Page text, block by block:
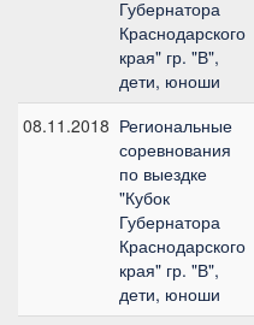
Губернатора
Краснодарского
края" гр. "В",
дети, юноши
08.11.2018 Региональные
соревнования
по выездке
"Кубок
Губернатора
Краснодарского
края" гр. "В",
дети, юноши